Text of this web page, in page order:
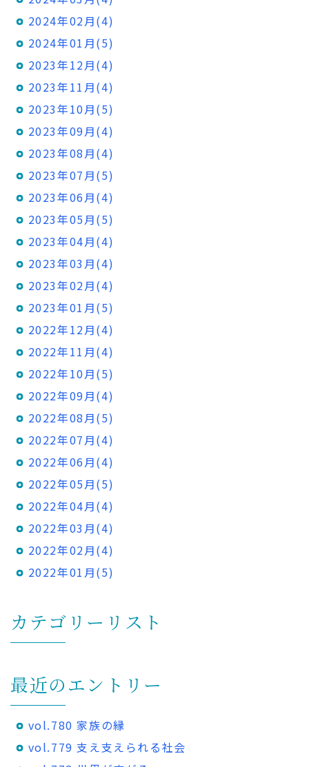
2024年02月(4)
2024年01月(5)
2023年12月(4)
2023年11月(4)
2023年10月(5)
2023年09月(4)
2023年08月(4)
2023年07月(5)
2023年06月(4)
2023年05月(5)
2023年04月(4)
2023年03月(4)
2023年02月(4)
2023年01月(5)
2022年12月(4)
2022年11月(4)
2022年10月(5)
2022年09月(4)
2022年08月(5)
2022年07月(4)
2022年06月(4)
2022年05月(5)
2022年04月(4)
2022年03月(4)
2022年02月(4)
2022年01月(5)
カテゴリーリスト
最近のエントリー
vol.780 家族の縁
vol.779 支え支えられる社会